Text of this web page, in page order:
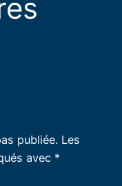
publiée. Les
avec *